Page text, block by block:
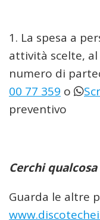
La spesa a
attività scelte,
numero di
00 77 359 o
preventivo
Cerchi
Guarda le altre